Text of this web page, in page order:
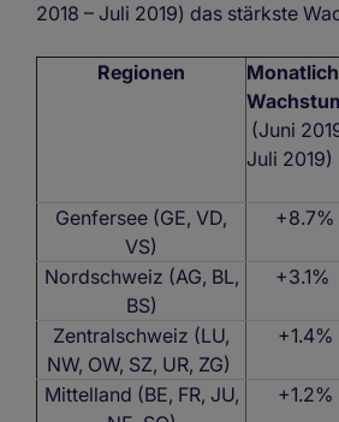
2018 – Juli 2019) das stärkste
Regionen
(Juni
Juli 2019)
Genfersee (GE, VD,
VS)
+8.7%
Nordschweiz (AG, BL,
BS)
+3.1%
Zentralschweiz (LU,
NW, OW, SZ, UR, ZG)
+1.4%
Mittelland (BE, FR, JU,
+1.2%